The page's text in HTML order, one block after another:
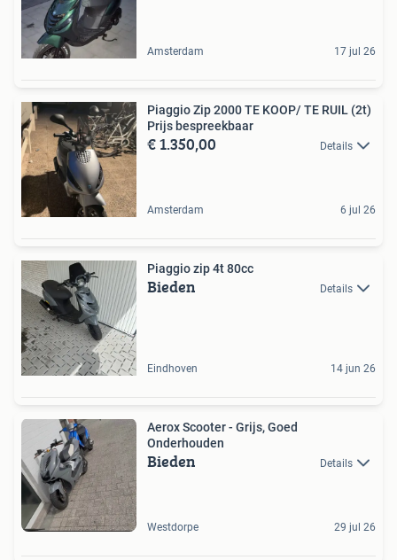
Amsterdam 17 jul 26
Piaggio Zip 2000 TE KOOP/ TE RUIL (2t)
Prijs bespreekbaar
€ 1.350,00 Details
Amsterdam 6 jul 26
Piaggio zip 4t 80cc
Bieden Details
Eindhoven 14 jun 26
Aerox Scooter - Grijs, Goed
Onderhouden
Bieden Details
Westdorpe 29 jul 26